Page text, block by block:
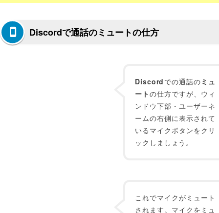
Discordで通話のミュートの仕方
Discord での通話の ミュ
ートの仕方ですが、ウィ
ンドウ下部・ユーザーネ
ームの右側に表示されて
いるマイクボタンをクリ
ックしましょう。
これでマイクがミュート
されます。マイクをミュ